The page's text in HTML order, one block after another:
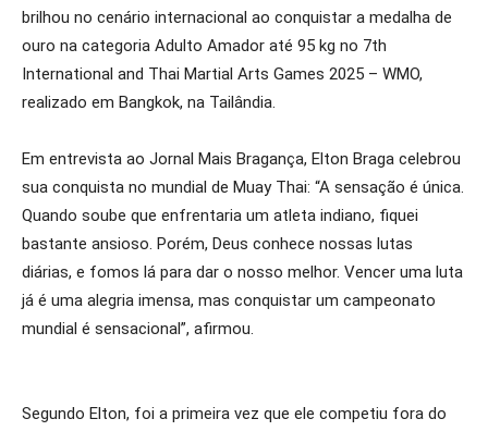
brilhou no cenário internacional ao conquistar a medalha de
ouro na categoria Adulto Amador até 95 kg no 7th
International and Thai Martial Arts Games 2025 – WMO,
realizado em Bangkok, na Tailândia.
Em entrevista ao Jornal Mais Bragança, Elton Braga celebrou
sua conquista no mundial de Muay Thai: “A sensação é única.
Quando soube que enfrentaria um atleta indiano, fiquei
bastante ansioso. Porém, Deus conhece nossas lutas
diárias, e fomos lá para dar o nosso melhor. Vencer uma luta
já é uma alegria imensa, mas conquistar um campeonato
mundial é sensacional”, afirmou.
Segundo Elton, foi a primeira vez que ele competiu fora do